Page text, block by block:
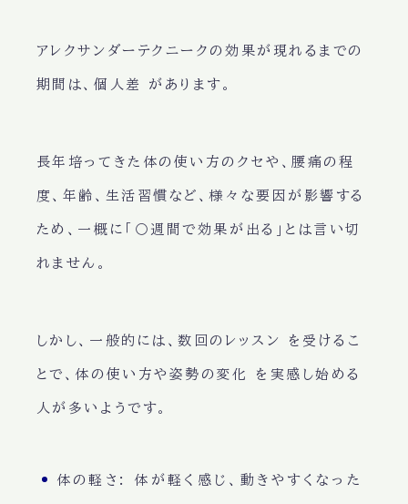
アレクサンダーテクニークの効果が現れるまでの
期間は、個人差 があります。
長年培ってきた体の使い方のクセや、腰痛の程
度、年齢、生活習慣など、様々な要因が影響する
ため、一概に「〇週間で効果が出る」とは言い切
れません。
しかし、一般的には、数回のレッスン を受けるこ
とで、 体の使い方や姿勢の変化 を実感し始める
人が多いようです。
体の軽さ : 体が軽く感じ、動きやすくなった